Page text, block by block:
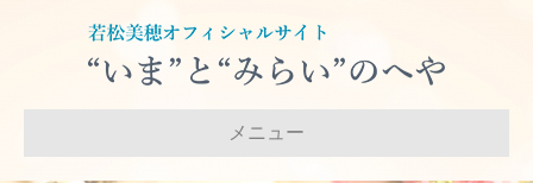
メニュー